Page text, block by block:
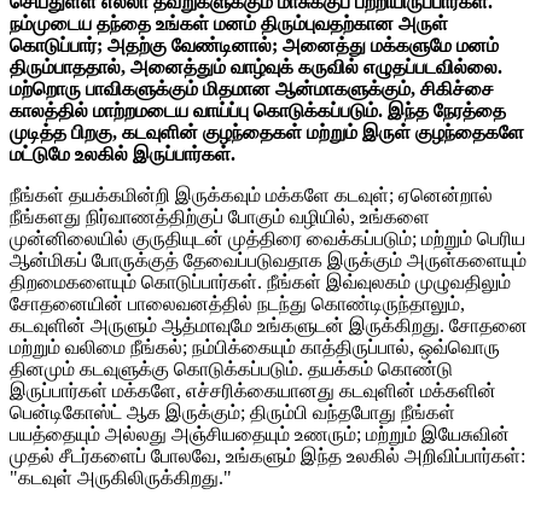
நம்முடைய தந்தை உங்கள் மனம் திரும்புவதற்கான அருள்
கொடுப்பார்; அதற்கு வேண்டினால்; அனைத்து மக்களுமே மனம்
திரும்பாததால், அனைத்தும் வாழ்வுக் கருவில் எழுதப்படவில்லை.
மற்றொரு பாவிகளுக்கும் மிதமான ஆன்மாகளுக்கும், சிகிச்சை
காலத்தில் மாற்றமடைய வாய்ப்பு கொடுக்கப்படும். இந்த நேரத்தை
முடித்த பிறகு, கடவுளின் குழந்தைகள் மற்றும் இருள் குழந்தைகளே
மட்டுமே உலகில் இருப்பார்கள்.
நீங்கள் தயக்கமின்றி இருக்கவும் மக்களே கடவுள்; ஏனென்றால்
நீங்களது நிர்வாணத்திற்குப் போகும் வழியில், உங்களை
முன்னிலையில் குருதியுடன் முத்திரை வைக்கப்படும்; மற்றும் பெரிய
ஆன்மிகப் போருக்குத் தேவைப்படுவதாக இருக்கும் அருள்களையும்
திறமைகளையும் கொடுப்பார்கள். நீங்கள் இவ்வுலகம் முழுவதிலும்
சோதனையின் பாலைவனத்தில் நடந்து கொண்டிருந்தாலும்,
கடவுளின் அருளும் ஆத்மாவுமே உங்களுடன் இருக்கிறது. சோதனை
மற்றும் வலிமை நீங்கல்; நம்பிக்கையும் காத்திருப்பால், ஒவ்வொரு
தினமும் கடவுளுக்கு கொடுக்கப்படும். தயக்கம் கொண்டு
இருப்பார்கள் மக்களே, எச்சரிக்கையானது கடவுளின் மக்களின்
பென்டிகோஸ்ட் ஆக இருக்கும்; திரும்பி வந்தபோது நீங்கள்
பயத்தையும் அல்லது அஞ்சியதையும் உணரும்; மற்றும் இயேசுவின்
முதல் சீடர்களைப் போலவே, உங்களும் இந்த உலகில் அறிவிப்பார்கள்:
"கடவுள் அருகிலிருக்கிறது."